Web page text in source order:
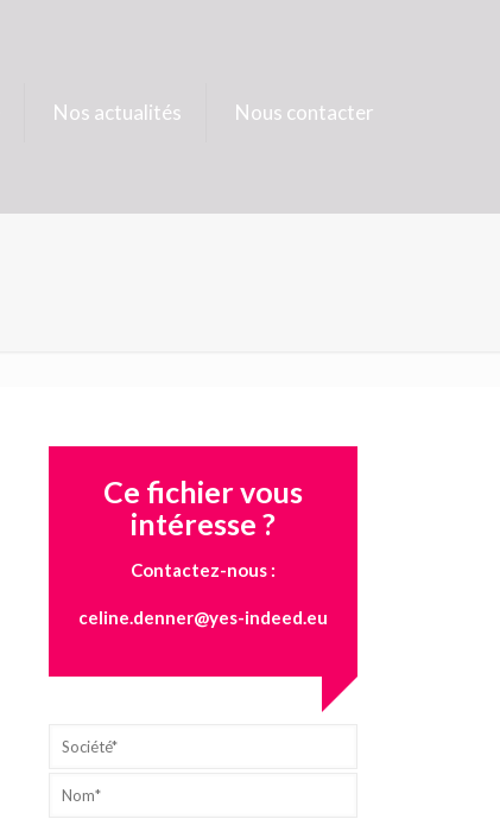
Nos actualités Nous contacter
Ce fichier vous
intéresse ?
Contactez-nous :
celine.denner@yes-indeed.eu